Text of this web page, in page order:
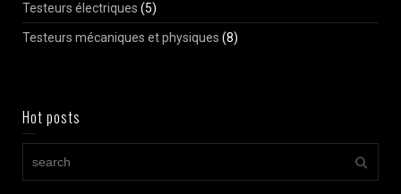
Testeurs électriques (5)
Testeurs mécaniques et physiques (8)
Hot posts